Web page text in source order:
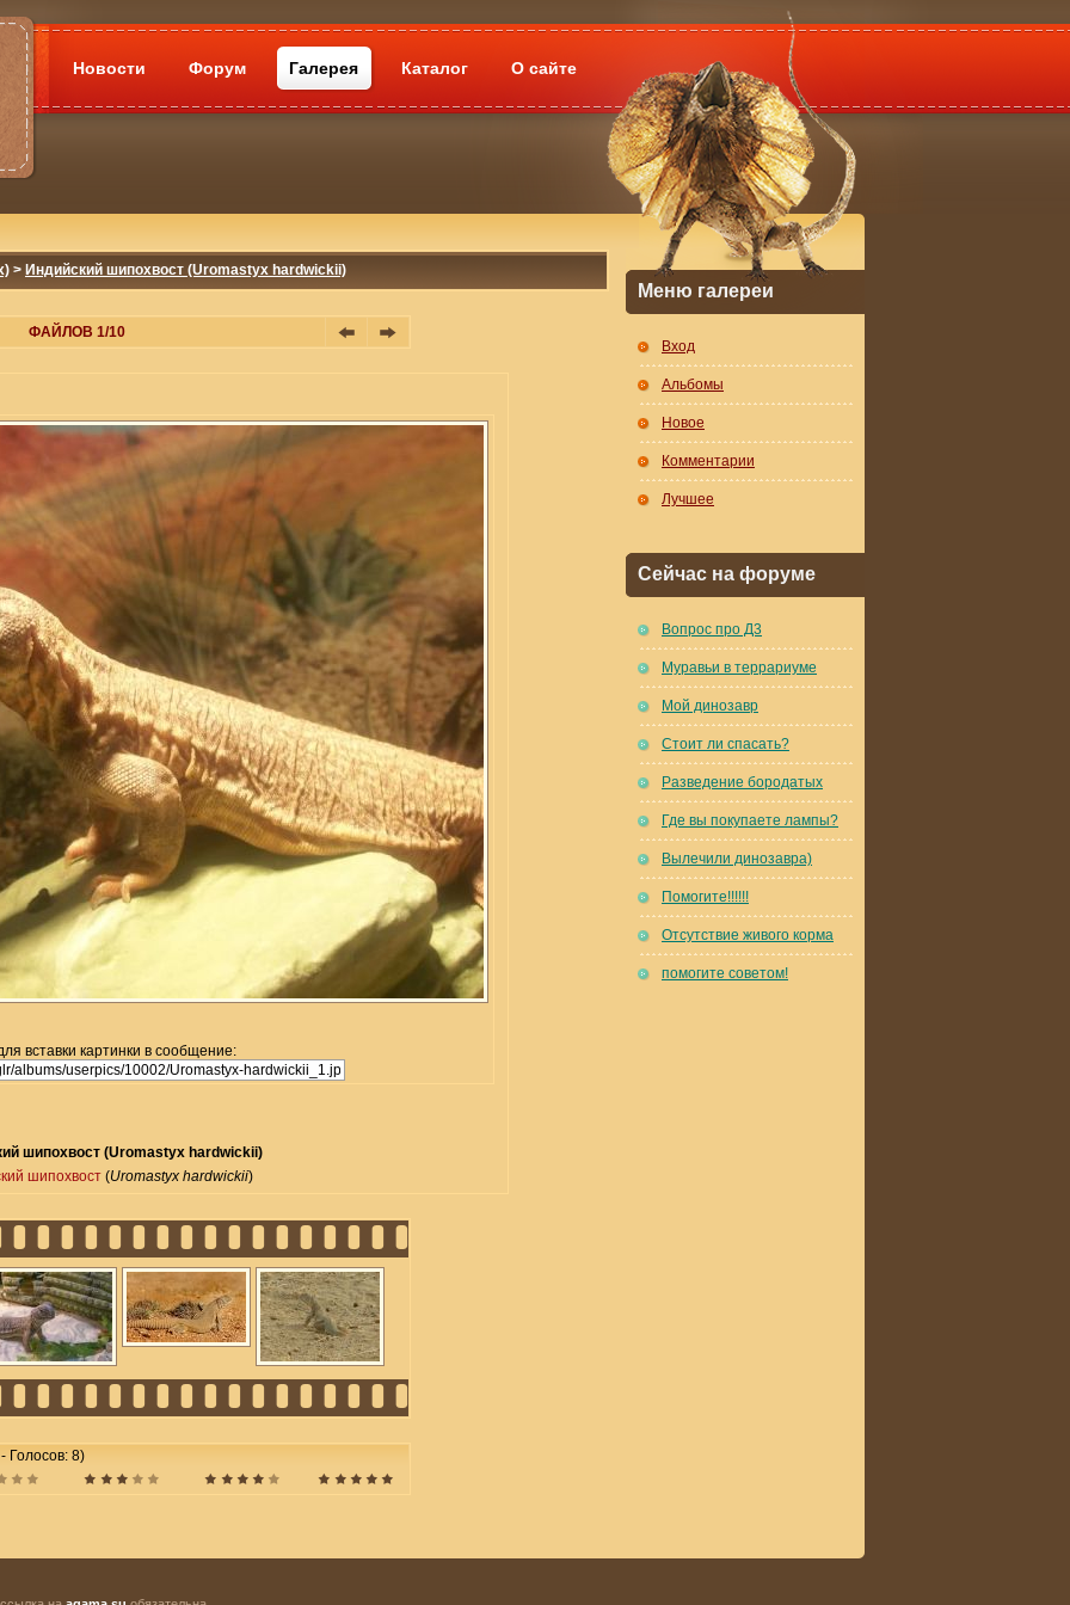
Новости Форум Галерея Каталог О сайте
> Индийский шипохвост (Uromastyx hardwickii)
ФАЙЛОВ 1/10
вставки картинки в сообщение:
шипохвост (Uromastyx hardwickii)
шипохвост (Uromastyx hardwickii)
Голосов: 8)
Меню галереи
Вход
Альбомы
Новое
Комментарии
Лучшее
Сейчас на форуме
Вопрос про Д3
Муравьи в террариуме
Мой динозавр
Стоит ли спасать?
Разведение бородатых
Где вы покупаете лампы?
Вылечили динозавра)
Помогите!!!!!!
Отсутствие живого корма
помогите советом!